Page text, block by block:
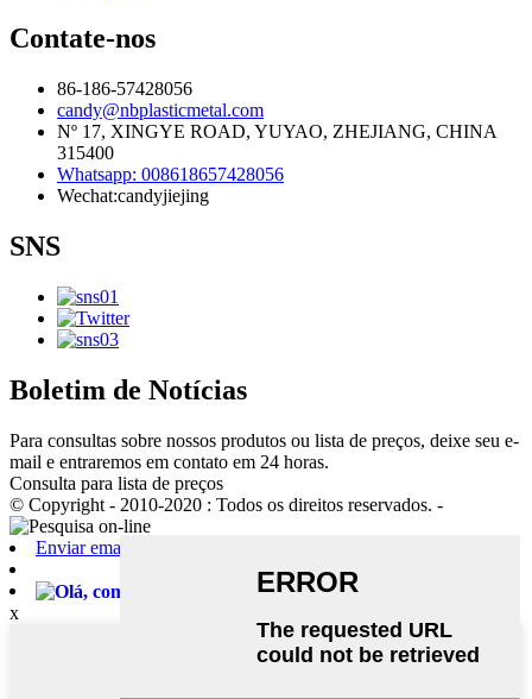
Contate-nos
86-186-57428056
candy@nbplasticmetal.com
Nº 17, XINGYE ROAD, YUYAO, ZHEJIANG, CHINA
315400
Whatsapp: 008618657428056
Wechat:candyjiejing
SNS
Boletim de Notícias
Para consultas sobre nossos produtos ou lista de preços, deixe seu e-
mail e entraremos em contato em 24 horas.
Consulta para lista de preços
© Copyright - 2010-2020 : Todos os direitos reservados. -
Enviar email
William
x